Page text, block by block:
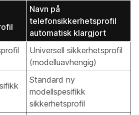
Navn på
telefonsikkerhetsprofil
automatisk klargjort
Universell sikkerhetsprofil
(modelluavhengig)
Standard ny
modellspesifikk
sikkerhetsprofil